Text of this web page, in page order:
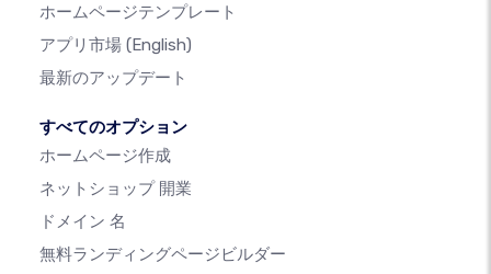
ホームページテンプレート
アプリ市場 (English)
最新のアップデート
すべてのオプション
ホームページ作成
ネットショップ 開業
ドメイン 名
無料ランディングページビルダー